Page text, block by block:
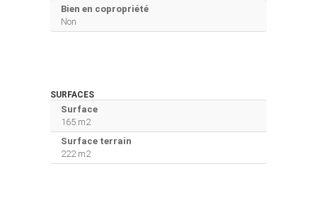
Bien en copropriété
Non
SURFACES
Surface
165 m2
Surface terrain
222 m2